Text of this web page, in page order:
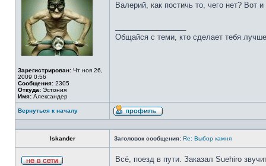
Зарегистрирован: Чт ноя 26,
2009 0:56
Сообщения: 2305
Откуда: Эстония
Имя: Александер
Валерий, как постичь то, чего нет? Вот
Общайся с теми, кто сделает тебя
Вернуться к началу
Iskander Заголовок сообщения: Re: Выбор камня
Всё, поезд в пути. Заказал Suehiro